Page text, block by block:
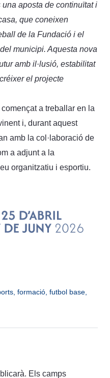
una aposta de continuïtat i
que coneixen
de la Fundació i el
municipi. Aquesta nova
amb il·lusió, estabilitat
el projecte
a treballar en la
i, durant aquest
amb la col·laboració de
a adjunt a la
organitzatiu i esportiu.
, formació, futbol base,
Els camps